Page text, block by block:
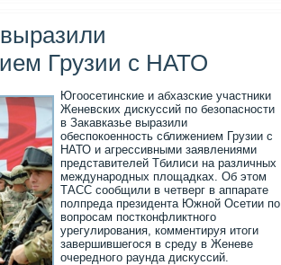
Грузии с НАТО
Югоосетинские и абхазские участники
Женевских дискуссий по безопасности
в Закавказье выразили
обеспокоенность сближением Грузии с
НАТО и агрессивными заявлениями
представителей Тбилиси на различных
международных площадках. Об этом
ТАСС сообщили в четверг в аппарате
полпреда президента Южной Осетии по
вопросам постконфликтного
урегулирования, комментируя итоги
завершившегося в среду в Женеве
очередного раунда дискуссий.